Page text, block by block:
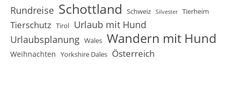
Rundreise Schottland Schweiz Silvester Tierheim
Tierschutz Tirol Urlaub mit Hund
Urlaubsplanung Wales Wandern mit Hund
Weihnachten Yorkshire Dales Österreich